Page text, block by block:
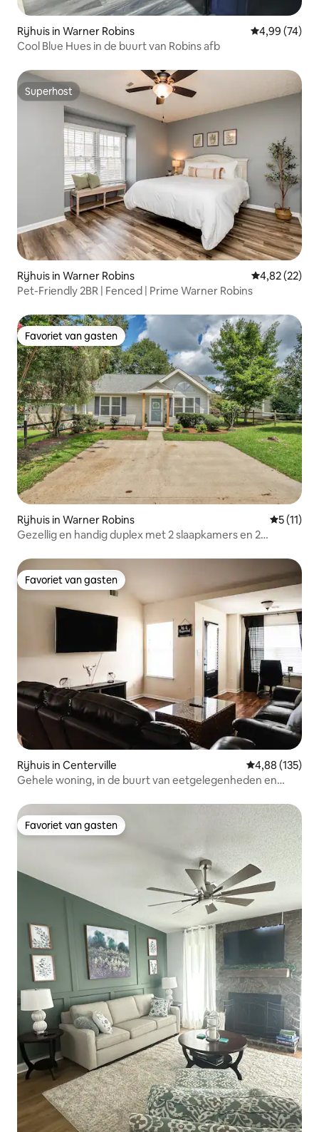
Rijhuis in Warner Robins Gemiddelde
4,99 (74)
Cool Blue Hues in de buurt van Robins afb
Superhost
Superhost
Rijhuis in Warner Robins Gemiddelde
4,82 (22)
Pet-Friendly 2BR | Fenced | Prime Warner Robins
Favoriet van gasten
Favoriet van gasten
Rijhuis in Warner Robins
5 (11)
Gezellig en handig duplex met 2 slaapkamers en 2
Favoriet van gasten
Favoriet van gasten
Rijhuis in Centerville Gemiddelde
4,88 (135)
Gehele woning, in de buurt van eetgelegenheden en
Favoriet van gasten
Favoriet van gasten